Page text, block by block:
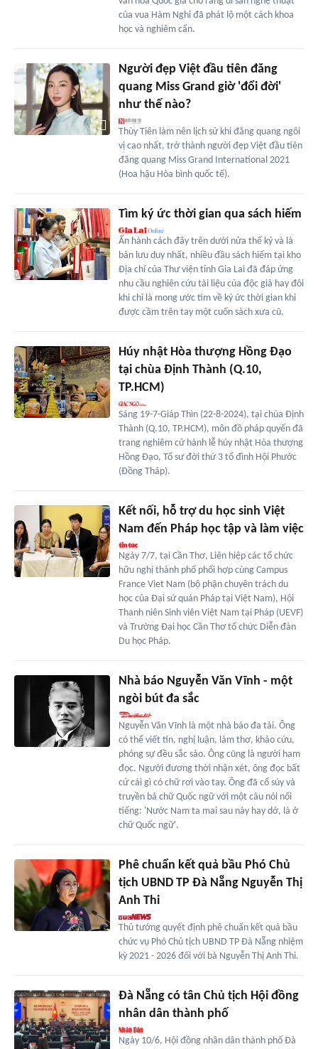
của vua Hàm Nghi đã phát lộ một cách khoa
học và nghiêm cẩn.
Người đẹp Việt đầu tiên đăng
quang Miss Grand giờ 'đổi đời'
như thế nào?
Thùy Tiên làm nên lịch sử khi đăng quang ngôi
vị cao nhất, trở thành người đẹp Việt đầu tiên
đăng quang Miss Grand International 2021
(Hoa hậu Hòa bình quốc tế).
Tìm ký ức thời gian qua sách hiếm
Ấn hành cách đây trên dưới nửa thế kỷ và là
bản lưu duy nhất, nhiều đầu sách hiếm tại kho
Địa chí của Thư viện tỉnh Gia Lai đã đáp ứng
nhu cầu nghiên cứu tài liệu của độc giả hay đôi
khi chỉ là mong ước tìm về ký ức thời gian khi
được cầm trên tay một cuốn sách xưa cũ.
Húy nhật Hòa thượng Hồng Đạo
tại chùa Định Thành (Q.10,
TP.HCM)
Sáng 19-7-Giáp Thìn (22-8-2024), tại chùa Định
Thành (Q.10, TP.HCM), môn đồ pháp quyến đã
trang nghiêm cử hành lễ húy nhật Hòa thượng
Hồng Đạo, Tổ sư đời thứ 3 tổ đình Hội Phước
(Đồng Tháp).
Kết nối, hỗ trợ du học sinh Việt
Nam đến Pháp học tập và làm việc
Ngày 7/7, tại Cần Thơ, Liên hiệp các tổ chức
hữu nghị thành phố phối hợp cùng Campus
France Viet Nam (bộ phận chuyên trách du
học của Đại sứ quán Pháp tại Việt Nam), Hội
Thanh niên Sinh viên Việt Nam tại Pháp (UEVF)
và Trường Đại học Cần Thơ tổ chức Diễn đàn
Du học Pháp.
Nhà báo Nguyễn Văn Vĩnh - một
ngòi bút đa sắc
Nguyễn Văn Vĩnh là một nhà báo đa tài. Ông
có thể viết tin, nghị luận, làm thơ, khảo cứu,
phóng sự đều sắc sảo. Ông cũng là người ham
đọc. Người đương thời nhận xét, ông đọc bất
cứ cái gì có chữ rơi vào tay. Ông đã cổ súy và
truyền bá chữ Quốc ngữ với một câu nói nổi
tiếng: 'Nước Nam ta mai sau này hay dở, là ở
chữ Quốc ngữ'.
Phê chuẩn kết quả bầu Phó Chủ
tịch UBND TP Đà Nẵng Nguyễn Thị
Anh Thi
Thủ tướng quyết định phê chuẩn kết quả bầu
chức vụ Phó Chủ tịch UBND TP Đà Nẵng nhiệm
kỳ 2021 - 2026 đối với bà Nguyễn Thị Anh Thi.
Đà Nẵng có tân Chủ tịch Hội đồng
nhân dân thành phố
Ngày 10/6, Hội đồng nhân dân thành phố Đà